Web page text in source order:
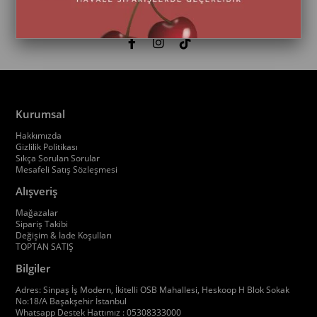
Kurumsal
Hakkımızda
Gizlilik Politikası
Sıkça Sorulan Sorular
Mesafeli Satış Sözleşmesi
Alışveriş
Mağazalar
Sipariş Takibi
Değişim & İade Koşulları
TOPTAN SATIŞ
Bilgiler
Adres: Sinpaş İş Modern, İkitelli OSB Mahallesi, Heskoop H Blok Sokak
No:18/A Başakşehir İstanbul
Whatsapp Destek Hattımız : 05308333000